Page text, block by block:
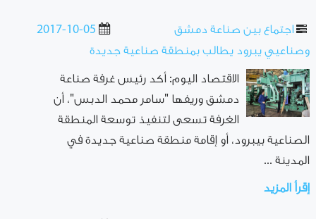
2017-10-05
اجتماع بين صناعة دمشق
وصناعيي يبرود يطالب بمنطقة صناعية جديدة
الاقتصاد اليوم: أكد رئيس غرفة صناعة
دمشق وريفها "سامر محمد الدبس"، أن
الغرفة تسعى لتنفيذ توسعة المنطقة
الصناعية بيبرود، أو إقامة منطقة صناعية جديدة في
المدينة ...
إقرأ المزيد